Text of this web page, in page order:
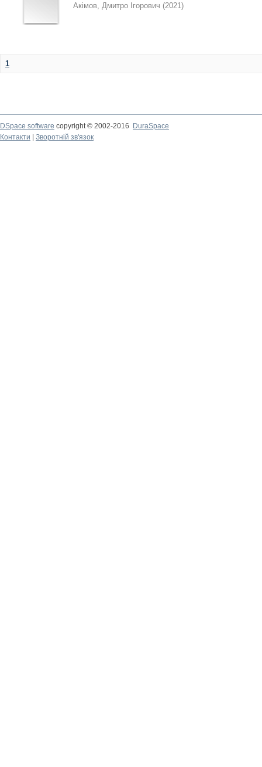
Акімов, Дмитро Ігорович (2021)
1
DSpace software copyright © 2002-2016
DuraSpace
Контакти
Зворотній зв'язок